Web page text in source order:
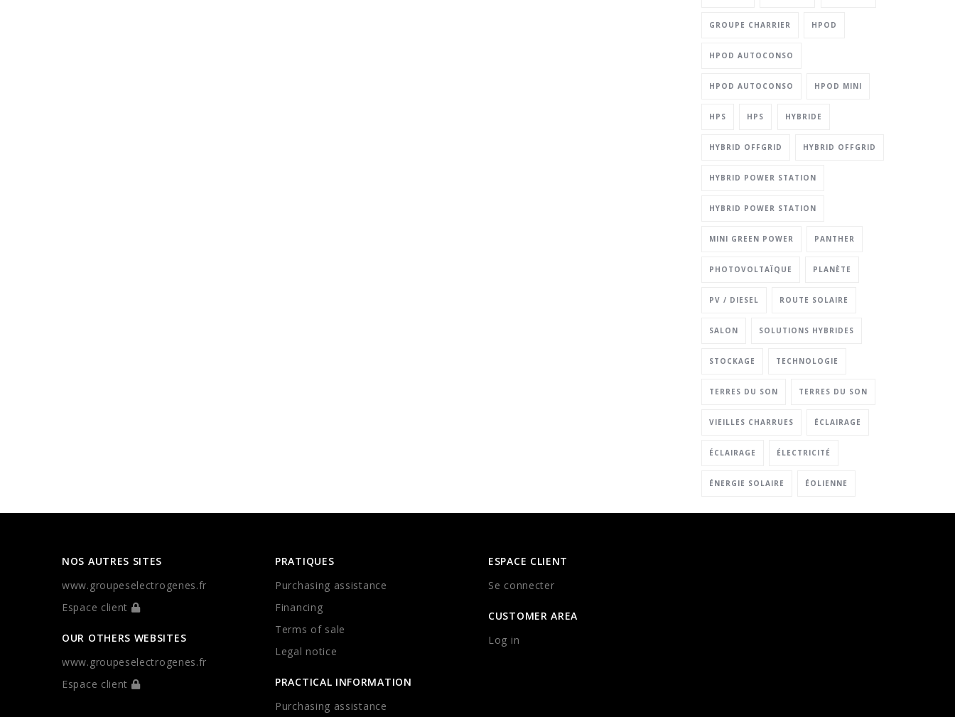
GROUPE CHARRIER HPOD
HPOD AUTOCONSO
HPOD AUTOCONSO HPOD MINI
HPS HPS HYBRIDE
HYBRID OFFGRID HYBRID OFFGRID
HYBRID POWER STATION
HYBRID POWER STATION
MINI GREEN POWER PANTHER
PHOTOVOLTAÏQUE PLANÈTE
PV / DIESEL ROUTE SOLAIRE
SALON SOLUTIONS HYBRIDES
STOCKAGE TECHNOLOGIE
TERRES DU SON TERRES DU SON
VIEILLES CHARRUES ÉCLAIRAGE
ÉCLAIRAGE ÉLECTRICITÉ
ÉNERGIE SOLAIRE ÉOLIENNE
NOS AUTRES SITES
www.groupeselectrogenes.fr
Espace client
OUR OTHERS WEBSITES
www.groupeselectrogenes.fr
Espace client
PRATIQUES
Purchasing assistance
Financing
Terms of sale
Legal notice
PRACTICAL INFORMATION
Purchasing assistance
ESPACE CLIENT
Se connecter
CUSTOMER AREA
Log in